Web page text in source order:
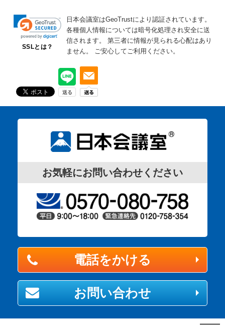
SSLとは？
日本会議室はGeoTrustにより認証されています。
各種個人情報については暗号化処理され安全に送
信されます。
第三者に情報が見られる心配はあり
ません。
ご安心してご利用ください。
お気軽にお問い合わせください
電話をかける
お問い合わせ